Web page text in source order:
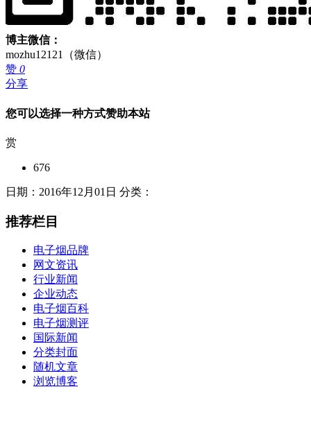
博主微信：
mozhu12121（微信）
赞 0
分享
您可以选择一种方式赞助本站
赏
676
日期：2016年12月01日 分类：
推荐栏目
电子烟品牌
网文资讯
行业新闻
企业动态
电子烟百科
电子烟测评
国际新闻
分类封面
随机文章
浏览博客